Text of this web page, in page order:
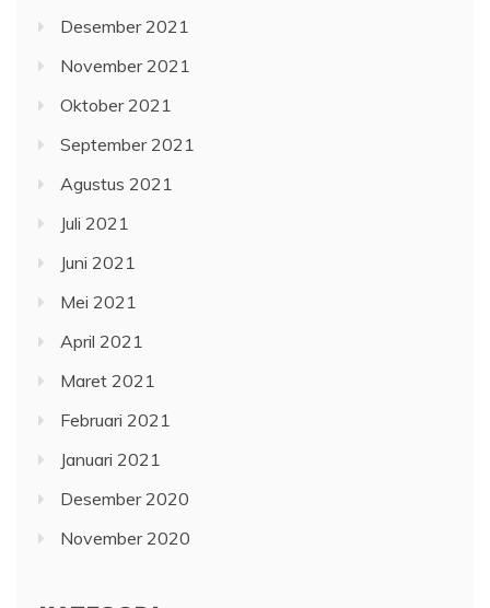
Desember 2021
November 2021
Oktober 2021
September 2021
Agustus 2021
Juli 2021
Juni 2021
Mei 2021
April 2021
Maret 2021
Februari 2021
Januari 2021
Desember 2020
November 2020